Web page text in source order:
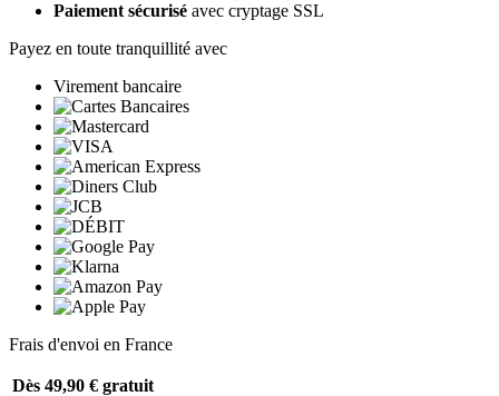
Paiement sécurisé avec cryptage SSL
Payez en toute tranquillité avec
Virement bancaire
Frais d'envoi en France
Dès 49,90 € gratuit